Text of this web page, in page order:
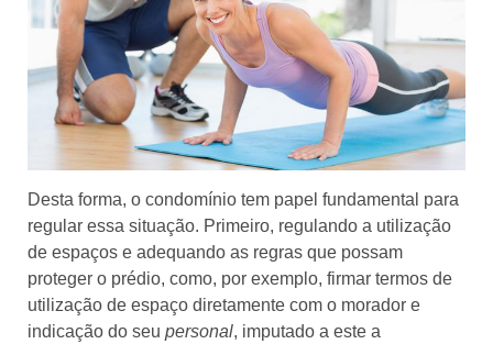
Desta forma, o condomínio tem papel fundamental para
regular essa situação. Primeiro, regulando a utilização
de espaços e adequando as regras que possam
proteger o prédio, como, por exemplo, firmar termos de
utilização de espaço diretamente com o morador e
indicação do seu personal, imputado a este a